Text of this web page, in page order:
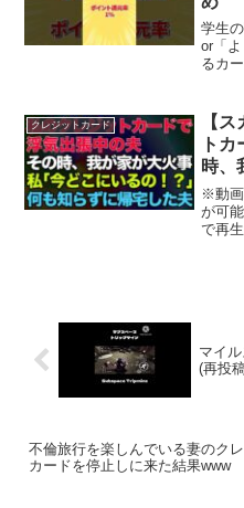
学生
or「
るカ
ド ■
クレジットカード
【
ト
時、
にい
→何
【修
※動画
が可
で再
マイ
(再投
不倫旅行を楽しんでいる妻のク
カードを停止しに来た結果www